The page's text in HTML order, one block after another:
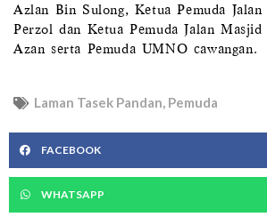
Azlan Bin Sulong, Ketua Pemuda
Perzol dan Ketua Pemuda Jalan Masjid
Azan serta Pemuda UMNO cawangan.
Laman Tasek Pandan, Pemuda
FACEBOOK
WHATSAPP